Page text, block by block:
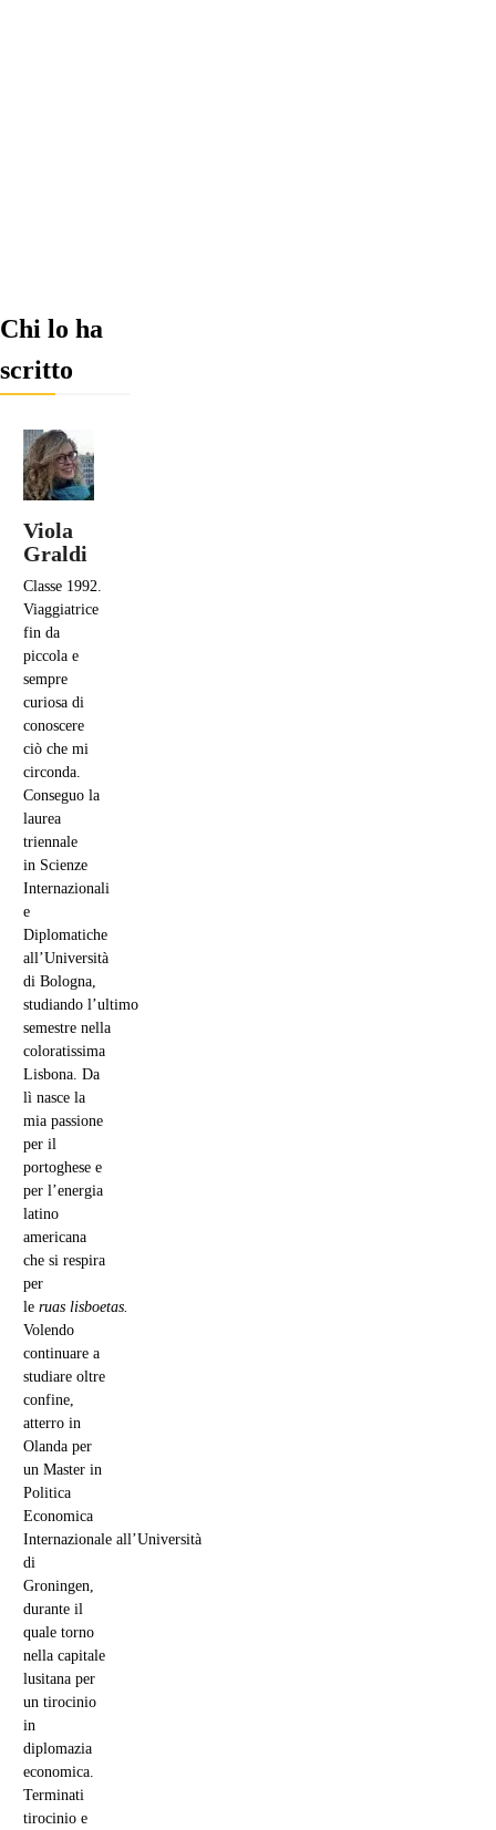
Chi lo ha
scritto
Viola
Graldi
Classe 1992.
Viaggiatrice
fin da
piccola e
sempre
curiosa di
conoscere
ciò che mi
circonda.
Conseguo la
laurea
triennale
in Scienze
Internazionali
e
Diplomatiche
all’Università
di Bologna,
studiando l’ultimo
semestre nella
coloratissima
Lisbona. Da
lì nasce la
mia passione
per il
portoghese e
per l’energia
latino
americana
che si respira
per
le ruas lisboetas.
Volendo
continuare a
studiare oltre
confine,
atterro in
Olanda per
un Master in
Politica
Economica
Internazionale all’Università
di
Groningen,
durante il
quale torno
nella capitale
lusitana per
un tirocinio
in
diplomazia
economica.
Terminati
tirocinio e